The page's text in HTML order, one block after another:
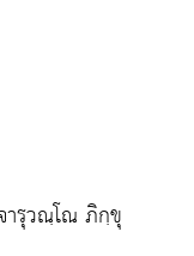
ารุวณฺโณ ภิกฺขุ